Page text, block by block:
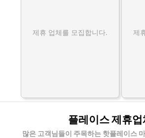
제휴 업체를 모집합니다. 제
플레이스 제휴업
많은 고객님들이 주목하는 핫플레이스